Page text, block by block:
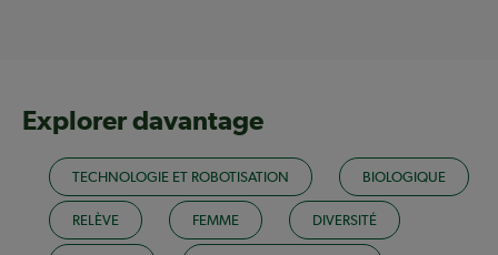
Explorer davantage
TECHNOLOGIE ET ROBOTISATION BIOLOGIQUE
RELÈVE FEMME DIVERSITÉ